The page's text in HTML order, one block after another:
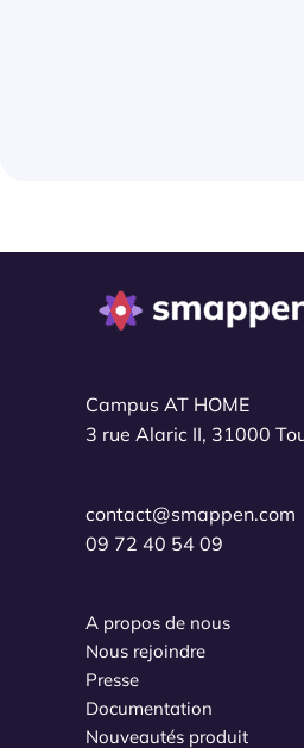
Campus AT HOME
3 rue Alaric II, 31000
contact@smappen.com
09 72 40 54 09
A propos de nous
Nous rejoindre
Presse
Documentation
Nouveautés produit